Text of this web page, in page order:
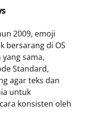
2009, emoji
bersarang di OS
sama,
Standard,
agar teks dan
untuk
konsisten oleh